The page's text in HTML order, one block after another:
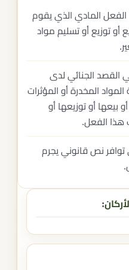
المادي الذي يقوم
توزيع أو تسليم مواد
القصد الجنائي لدى
المخدرة أو المؤثرات
بيعها أو توزيعها أو
هذا الفعل.
توافر نص قانوني يجرم